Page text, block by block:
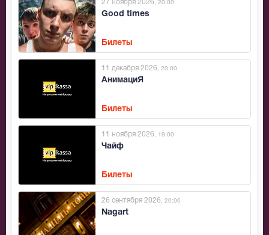
Good times
27 ноября 2026 , 20:00
Билеты
АнимациЯ
11 декабря 2026 , 20:00
Билеты
Чайф
11 ноября 2026 , 19:00
Билеты
Nagart
26 сентября 2026 , 20:00